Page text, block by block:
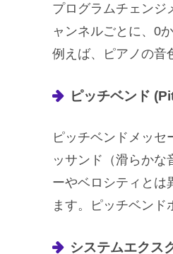
プログラムチェンジ
ャンネルごとに、0
例えば、ピアノの音
ピッチベンド
ピッチベンドメッセ
ッサンド（滑らか
ーやベロシティとは
ます。ピッチベンド
システムエクス